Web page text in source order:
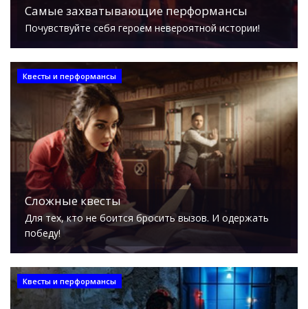
Самые захватывающие перформансы
Почувствуйте себя героем невероятной истории!
Квесты и перформансы
Сложные квесты
Для тех, кто не боится бросить вызов. И одержать
победу!
Квесты и перформансы